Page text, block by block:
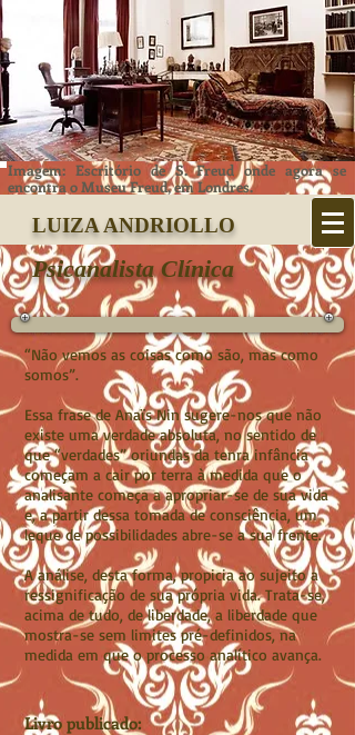
Imagem: Escritório de S. Freud onde agora se
encontra o Museu Freud, em Londres.
​LUIZA ANDRIOLLO
Psicanalista Clínica
“Não vemos as coisas como são, mas como
somos”.
Essa frase de Anaïs Nin sugere-nos que não
existe uma verdade absoluta, no sentido de
que “verdades” oriundas da tenra infância
começam a cair por terra à medida que o
analisante começa a apropriar-se de sua vida
e, a partir dessa tomada de consciência, um
leque de possibilidades abre-se a sua frente.
A análise, desta forma, propicia ao sujeito a
ressignificação de sua própria vida. ​Trata-se,
acima de tudo, de liberdade, a liberdade que
mostra-se sem limites pré-definidos, na
medida em que o processo analítico avança.
Livro publicado: